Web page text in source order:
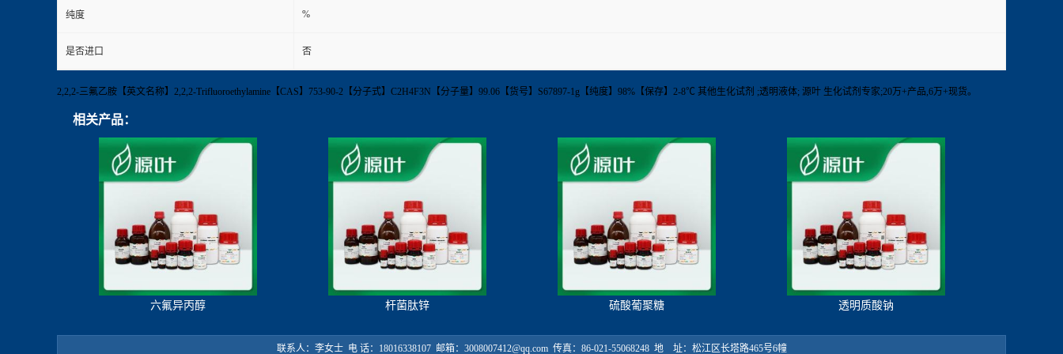
纯度 %
是否进口 否
2,2,2-三氟乙胺【英文名称】2,2,2-Trifluoroethylamine【CAS】753-90-2【分子式】C2H4F3N【分子量】99.06【货号】S67897-1g【纯度】98%【保存】2-8℃ 其他生化试剂 ;透明液体; 源叶 生化试剂专家;20万+产品,6万+现货。
相关产品：
六氟异丙醇 杆菌肽锌 硫酸葡聚糖 透明质酸钠
联系人：李女士 电 话：18016338107 邮箱：3008007412@qq.com 传真：86-021-55068248 地 址：松江区长塔路465号6幢